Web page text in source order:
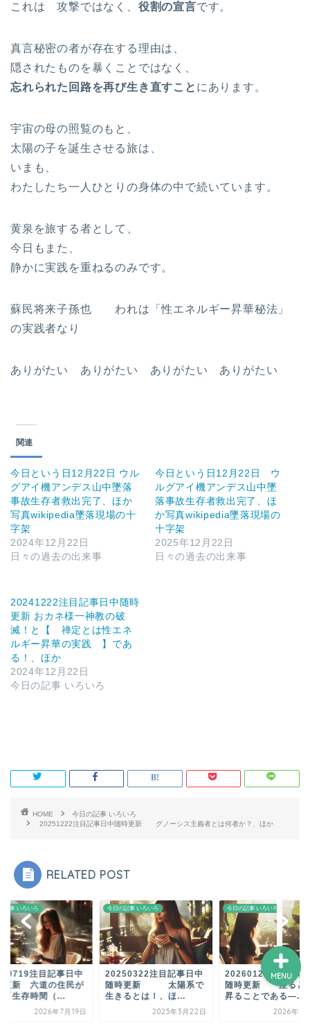
これは 攻撃ではなく、 役割の宣言です。
真言秘密の者が存在する理由は、
隠されたものを暴くことではなく、
忘れられた回路を再び生き直すこと にあります。
宇宙の母の照覧のもと、
太陽の子を誕生させる旅は、
いまも、
わたしたち一人ひとりの身体の中で続いています。
黄泉を旅する者として、
今日もまた、
静かに実践を重ねるのみです。
蘇民将来子孫也 われは「性エネルギー昇華秘法」
の実践者なり
ありがたい ありがたい ありがたい ありがたい
関連
今日という日12月22日 ウル
グアイ機アンデス山中墜落
事故生存者救出完了、ほか
写真wikipedia墜落現場の十
字架
2024年12月22日
日々の過去の出来事
今日という日12月22日 ウ
ルグアイ機アンデス山中墜
落事故生存者救出完了、ほ
か写真wikipedia墜落現場の
十字架
2025年12月22日
日々の過去の出来事
20241222注目記事日中随時
更新 おカネ様一神教の破
滅！と【 禅定とは性エネ
ルギー昇華の実践 】であ
る！、ほか
2024年12月22日
今日の記事 いろいろ
HOME
今日の記事 いろいろ
20251222注目記事日中随時更新 グノーシス主義者とは何者か？、ほか
RELATED POST
記事 いろいろ
注目記事日中
更新 六道の住民が
「生存時間（...
2026年7月19日
今日の記事 いろいろ
20250322注目記事日中
随時更新 太陽系で
生きるとは！、ほ...
2025年3月22日
今日の記事 いろいろ
20260124注目記事
随時更新 座ると
昇ることである―...
2026年1
MENU
ホーム